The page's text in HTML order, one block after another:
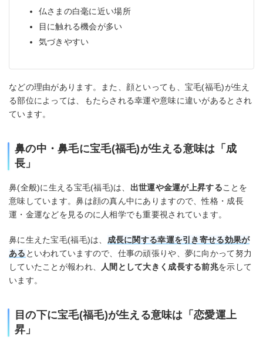
仏さまの白毫に近い場所
目に触れる機会が多い
気づきやすい
などの理由があります。また、顔といっても、宝毛(福毛)が生え
る部位によっては、もたらされる幸運や意味に違いがあるとされ
ています。
鼻の中・鼻毛に宝毛(福毛)が生える意味は「成
長」
鼻(全般)に生える宝毛(福毛)は、 出世運や金運が上昇することを
意味しています。鼻は顔の真ん中にありますので、性格・成長
運・金運などを見るのに人相学でも重要視されています。
鼻に生えた宝毛(福毛)は、 成長に関する幸運を引き寄せる効果が
ある といわれていますので、仕事の頑張りや、夢に向かって努力
していたことが報われ、
人間として大きく成長する前兆を示して
います。
目の下に宝毛(福毛)が生える意味は「恋愛運上
昇」